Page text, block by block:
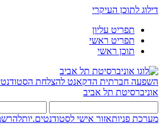
דילוג לתוכן העיקרי
תפריט עליון
תפריט ראשי
תוכן ראשי
השפעה חברתית הדקאנט להצלחת
אוניברסיטת תל אביב
מערכת פניותאזור אישי לסטודנטים.יות